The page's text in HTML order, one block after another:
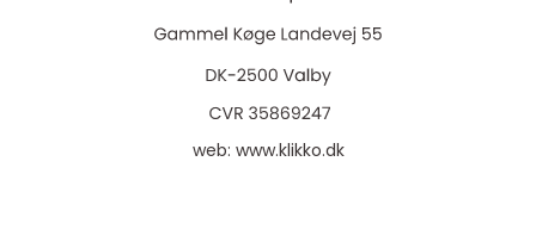
web: www.klikko.dk